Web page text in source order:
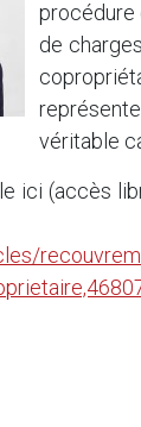
procédure
de
véritable
ici (accès